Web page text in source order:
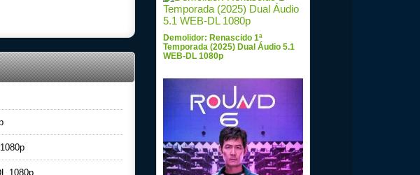
1080p
Demolidor: Renascido 1ª
Temporada (2025) Dual Áudio 5.1
WEB-DL 1080p